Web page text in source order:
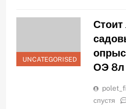
UNCATEGORISED
Стоит
ОЭ
спустя